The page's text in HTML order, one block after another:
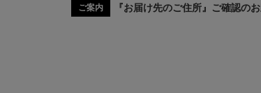
ご案内 『お届け先のご住所』ご確認の